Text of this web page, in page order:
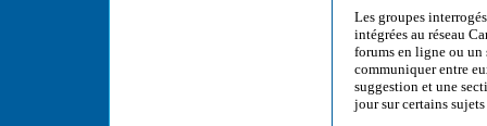
Les groupes
intégrées au réseau
forums en ligne ou un
communiquer entre
suggestion et une
jour sur certains